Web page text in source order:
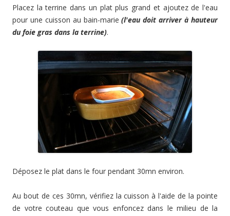
Placez la terrine dans un plat plus grand et ajoutez de l'eau
pour une cuisson au bain-marie(l'eau doit arriver à hauteur
du foie gras dans la terrine).
Déposez le plat dans le four pendant 30mn environ.
Au bout de ces 30mn, vérifiez la cuisson à l'aide de la pointe
de votre couteau que vous enfoncez dans le milieu de la